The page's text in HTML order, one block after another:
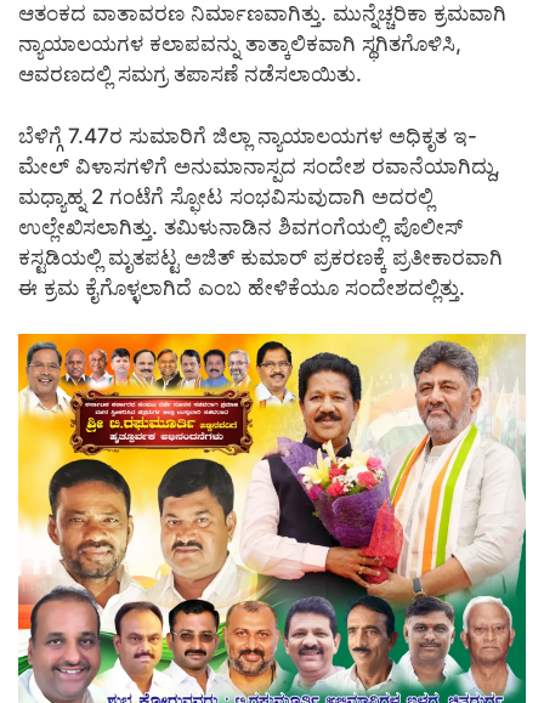
ಆತಂಕದ ವಾತಾವರಣ ನಿರ್ಮಾಣವಾಗಿತ್ತು. ಮುನ್ನೆಚ್ಚರಿಕಾ ಕ್ರಮವಾಗಿ
ನ್ಯಾಯಾಲಯಗಳ ಕಲಾಪವನ್ನು ತಾತ್ಕಾಲಿಕವಾಗಿ ಸ್ಥಗಿತಗೊಳಿಸಿ,
ಆವರಣದಲ್ಲಿ ಸಮಗ್ರ ತಪಾಸಣೆ ನಡೆಸಲಾಯಿತು.
ಬೆಳಿಗ್ಗೆ 7.47ರ ಸುಮಾರಿಗೆ ಜಿಲ್ಲಾ ನ್ಯಾಯಾಲಯಗಳ ಅಧಿಕೃತ ಇ-
ಮೇಲ್ ವಿಳಾಸಗಳಿಗೆ ಅನುಮಾನಾಸ್ಪದ ಸಂದೇಶ ರವಾನೆಯಾಗಿದ್ದು,
ಮಧ್ಯಾಹ್ನ 2 ಗಂಟೆಗೆ ಸ್ಫೋಟ ಸಂಭವಿಸುವುದಾಗಿ ಅದರಲ್ಲಿ
ಉಲ್ಲೇಖಿಸಲಾಗಿತ್ತು. ತಮಿಳುನಾಡಿನ ಶಿವಗಂಗೆಯಲ್ಲಿ ಪೊಲೀಸ್
ಕಸ್ಟಡಿಯಲ್ಲಿ ಮೃತಪಟ್ಟ ಅಜಿತ್ ಕುಮಾರ್ ಪ್ರಕರಣಕ್ಕೆ ಪ್ರತೀಕಾರವಾಗಿ
ಈ ಕ್ರಮ ಕೈಗೊಳ್ಳಲಾಗಿದೆ ಎಂಬ ಹೇಳಿಕೆಯೂ ಸಂದೇಶದಲ್ಲಿತ್ತು.